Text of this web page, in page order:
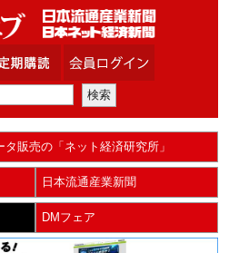
タ販売の「ネット経済研究所」
日本流通産業新聞
DMフェア